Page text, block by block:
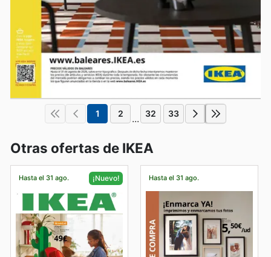
1 2 ... 32 33
Otras ofertas de IKEA
Hasta el 31 ago. ¡Nuevo! Hasta el 31 ago.